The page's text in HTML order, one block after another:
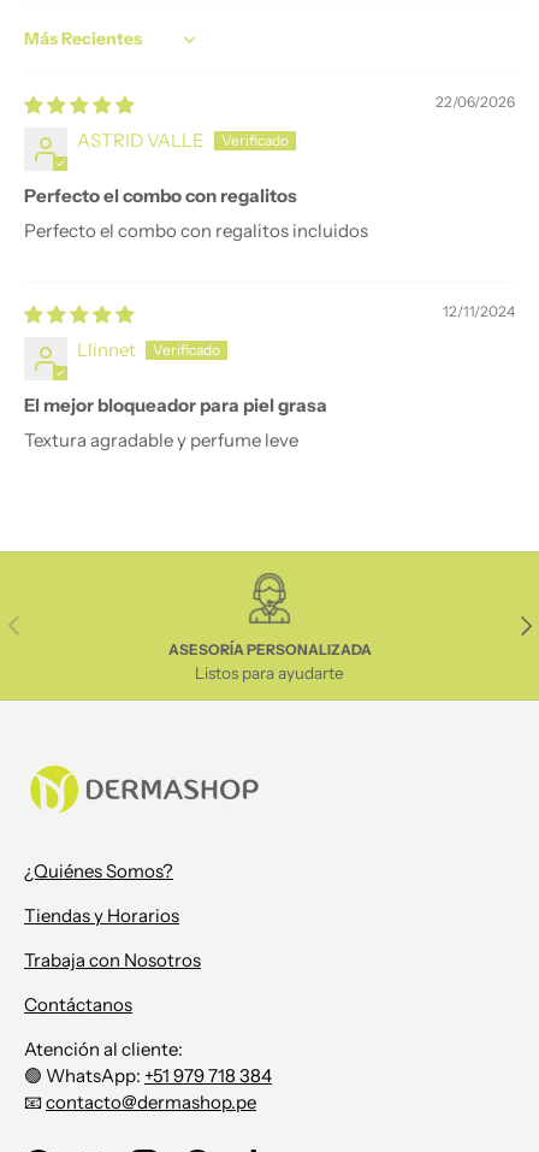
Sort by
22/06/2026
ASTRID VALLE
Perfecto el combo con regalitos
Perfecto el combo con regalitos incluidos
12/11/2024
Llinnet
El mejor bloqueador para piel grasa
Textura agradable y perfume leve
Anterior
ASESORÍA PERSONALIZADA
Listos para ayudarte
¿Quiénes Somos?
Tiendas y Horarios
Trabaja con Nosotros
Contáctanos
Atención al cliente:
🟢 WhatsApp: +51 979 718 384
📧 contacto@dermashop.pe